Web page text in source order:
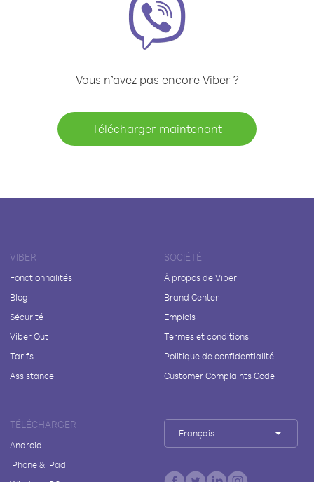
Vous n’avez pas encore Viber ?
Télécharger maintenant
VIBER
Fonctionnalités
Blog
Sécurité
Viber Out
Tarifs
Assistance
SOCIÉTÉ
À propos de Viber
Brand Center
Emplois
Termes et conditions
Politique de confidentialité
Customer Complaints Code
TÉLÉCHARGER
Android
iPhone & iPad
Français